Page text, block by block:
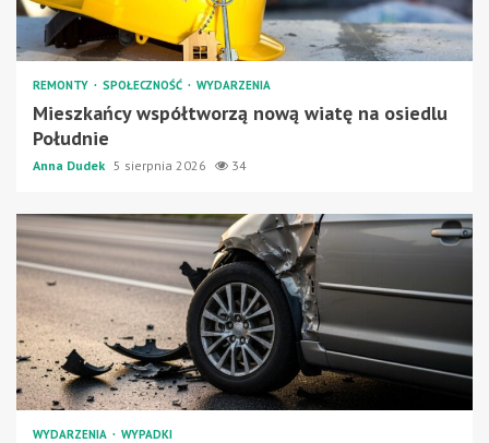
REMONTY SPOŁECZNOŚĆ WYDARZENIA
Mieszkańcy współtworzą nową wiatę na osiedlu
Południe
Anna Dudek 5 sierpnia 2026 34
WYDARZENIA WYPADKI